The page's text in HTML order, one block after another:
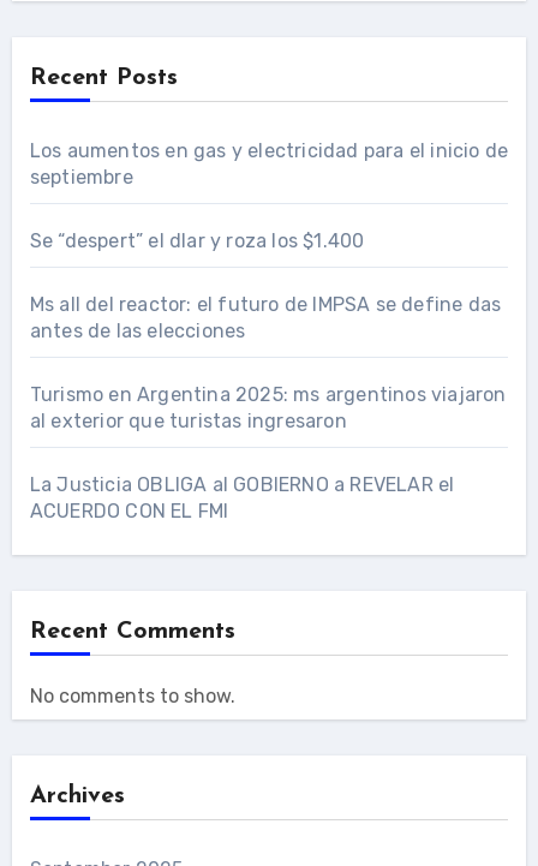
Recent Posts
Los aumentos en gas y electricidad para el inicio de
septiembre
Se “despert” el dlar y roza los $1.400
Ms all del reactor: el futuro de IMPSA se define das
antes de las elecciones
Turismo en Argentina 2025: ms argentinos viajaron
al exterior que turistas ingresaron
La Justicia OBLIGA al GOBIERNO a REVELAR el
ACUERDO CON EL FMI
Recent Comments
No comments to show.
Archives